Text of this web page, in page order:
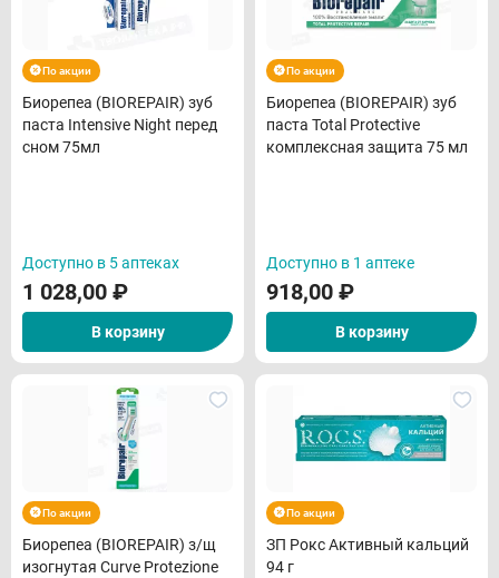
По акции
Биорепеа (BIOREPAIR) зуб
паста Intensive Night перед
сном 75мл
Доступно в 5 аптеках
1 028,00 ₽
В корзину
По акции
Биорепеа (BIOREPAIR) зуб
паста Total Protective
комплексная защита 75 мл
Доступно в 1 аптеке
918,00 ₽
В корзину
По акции
Биорепеа (BIOREPAIR) з/щ
изогнутая Curve Protezione
По акции
ЗП Рокс Активный кальций
94 г